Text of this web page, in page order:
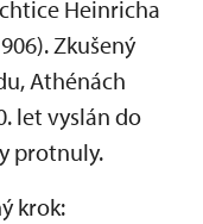
Heinricha
Zkušený
Athénách
let vyslán do
protnuly.
krok: